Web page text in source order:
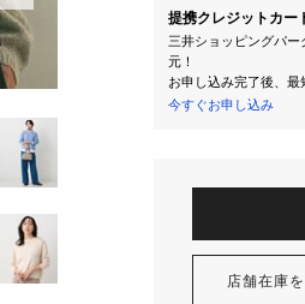
提携クレジットカー
三井ショッピングパ
元！
お申し込み完了後、
今すぐお申し込み
店舗在庫